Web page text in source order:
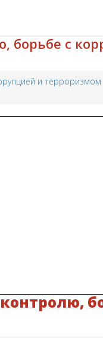
борьбе с
и терроризмом